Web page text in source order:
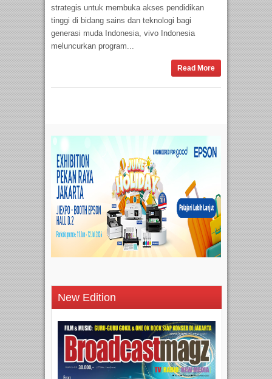
strategis untuk membuka akses pendidikan
tinggi di bidang sains dan teknologi bagi
generasi muda Indonesia, vivo Indonesia
meluncurkan program...
Read More
New Edition